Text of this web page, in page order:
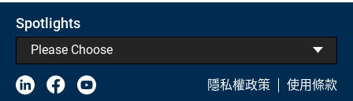
Spotlights
Please Choose
隱私權政策 使用條款